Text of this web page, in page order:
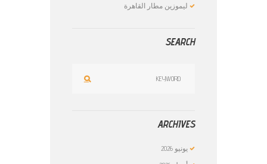
ليموزين مطار القاهرة
SEARCH
ARCHIVES
يونيو2026